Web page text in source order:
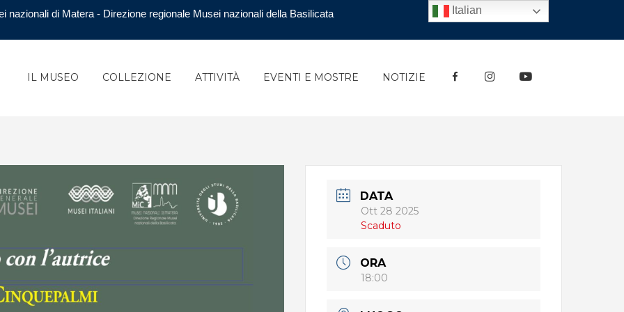
nazionali di Matera - Direzione regionale Musei nazionali della Basilicata
IL MUSEO COLLEZIONE ATTIVITÀ EVENTI E MOSTRE NOTIZIE FACEBOOKINSTAGRAMYOUTUBE
DATA
Ott 28 2025
Scaduto
ORA
18:00
Italian